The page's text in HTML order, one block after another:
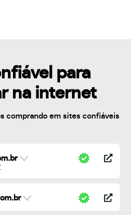
para
na internet
comprando em sites confiáveis